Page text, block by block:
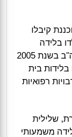
קיבלו
בלידה
מתוכננת בבית החולים. מחקר קודם שנערך בארה"ב בשנת 2005
בלידות בית
רפואיות
שלילית
משמעותי